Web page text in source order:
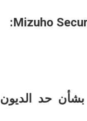
بشأن حد الديون